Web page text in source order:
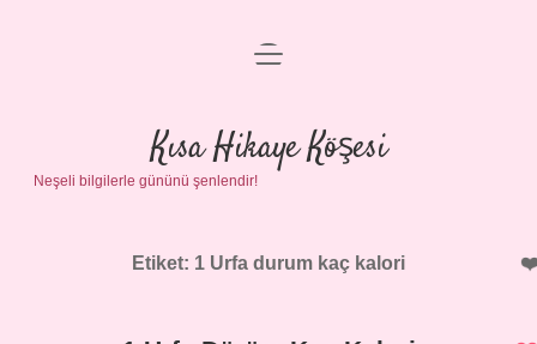
Anasayfa
Gizlilik Politikası
Yasal Uyarı
menüyü
Kısa Hikaye Köşesi
Neşeli bilgilerle gününü şenlendir!
Etiket: 1 Urfa durum kaç kalori